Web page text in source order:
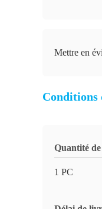
Mettre en
Conditions
Quantité
1 PC